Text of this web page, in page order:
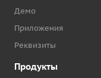
Демо
Приложения
Реквизиты
Продукты